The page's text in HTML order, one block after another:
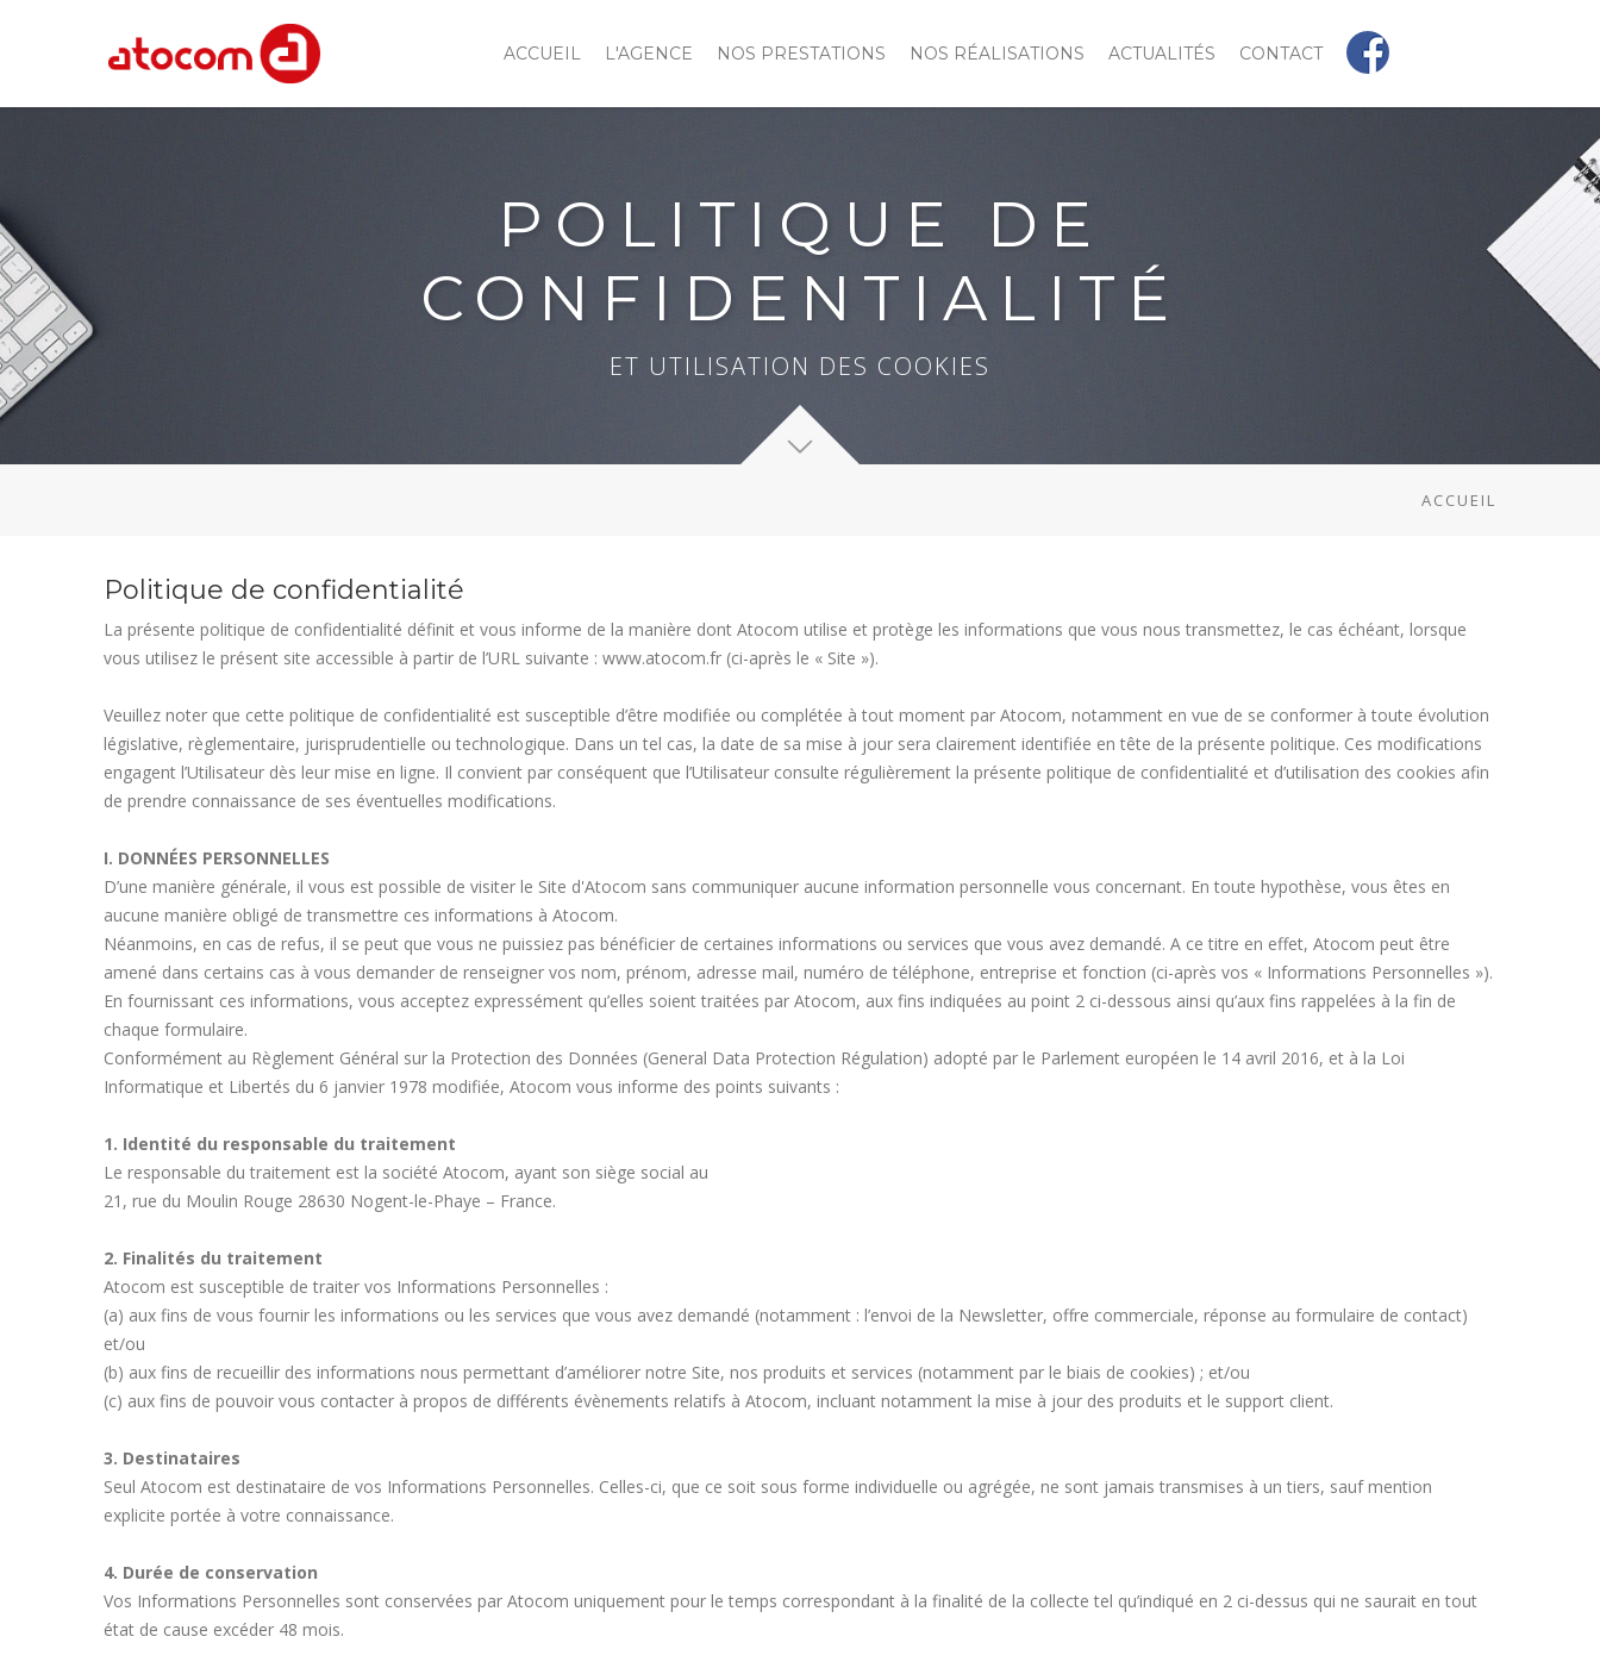
ACCUEIL L'AGENCE NOS PRESTATIONS NOS RÉALISATIONS ACTUALITÉS CONTACT
POLITIQUE DE
CONFIDENTIALITÉ
ET UTILISATION DES COOKIES
ACCUEIL
Politique de confidentialité
La présente politique de confidentialité définit et vous informe de la manière dont Atocom utilise et protège les informations que vous nous transmettez, le cas échéant, lorsque
vous utilisez le présent site accessible à partir de l’URL suivante : www.atocom.fr (ci-après le « Site »).
Veuillez noter que cette politique de confidentialité est susceptible d’être modifiée ou complétée à tout moment par Atocom, notamment en vue de se conformer à toute évolution
législative, règlementaire, jurisprudentielle ou technologique. Dans un tel cas, la date de sa mise à jour sera clairement identifiée en tête de la présente politique. Ces modifications
engagent l’Utilisateur dès leur mise en ligne. Il convient par conséquent que l’Utilisateur consulte régulièrement la présente politique de confidentialité et d’utilisation des cookies afin
de prendre connaissance de ses éventuelles modifications.
I. DONNÉES PERSONNELLES
D’une manière générale, il vous est possible de visiter le Site d'Atocom sans communiquer aucune information personnelle vous concernant. En toute hypothèse, vous êtes en
aucune manière obligé de transmettre ces informations à Atocom.
Néanmoins, en cas de refus, il se peut que vous ne puissiez pas bénéficier de certaines informations ou services que vous avez demandé. A ce titre en effet, Atocom peut être
amené dans certains cas à vous demander de renseigner vos nom, prénom, adresse mail, numéro de téléphone, entreprise et fonction (ci-après vos « Informations Personnelles »).
En fournissant ces informations, vous acceptez expressément qu’elles soient traitées par Atocom, aux fins indiquées au point 2 ci-dessous ainsi qu’aux fins rappelées à la fin de
chaque formulaire.
Conformément au Règlement Général sur la Protection des Données (General Data Protection Régulation) adopté par le Parlement européen le 14 avril 2016, et à la Loi
Informatique et Libertés du 6 janvier 1978 modifiée, Atocom vous informe des points suivants :
1. Identité du responsable du traitement
Le responsable du traitement est la société Atocom, ayant son siège social au
21, rue du Moulin Rouge 28630 Nogent-le-Phaye – France.
2. Finalités du traitement
Atocom est susceptible de traiter vos Informations Personnelles :
(a) aux fins de vous fournir les informations ou les services que vous avez demandé (notamment : l’envoi de la Newsletter, offre commerciale, réponse au formulaire de contact)
et/ou
(b) aux fins de recueillir des informations nous permettant d’améliorer notre Site, nos produits et services (notamment par le biais de cookies) ; et/ou
(c) aux fins de pouvoir vous contacter à propos de différents évènements relatifs à Atocom, incluant notamment la mise à jour des produits et le support client.
3. Destinataires
Seul Atocom est destinataire de vos Informations Personnelles. Celles-ci, que ce soit sous forme individuelle ou agrégée, ne sont jamais transmises à un tiers, sauf mention
explicite portée à votre connaissance.
4. Durée de conservation
Vos Informations Personnelles sont conservées par Atocom uniquement pour le temps correspondant à la finalité de la collecte tel qu’indiqué en 2 ci-dessus qui ne saurait en tout
état de cause excéder 48 mois.